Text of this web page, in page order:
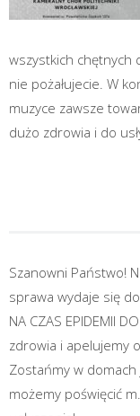
wszystkich chętnych
nie pożałujecie. W
muzyce zawsze
dużo zdrowia i do
Szanowni Państwo!
sprawa wydaje się
NA CZAS EPIDEMII
zdrowia i apelujemy
Zostańmy w domach
możemy poświęcić